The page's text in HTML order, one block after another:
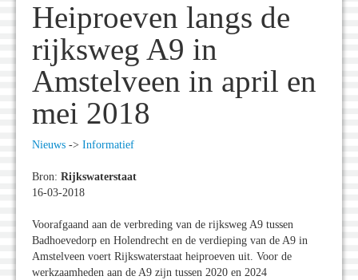
Heiproeven langs de
rijksweg A9 in
Amstelveen in april en
mei 2018
Nieuws -> Informatief
Bron: Rijkswaterstaat
16-03-2018
Voorafgaand aan de verbreding van de rijksweg A9 tussen
Badhoevedorp en Holendrecht en de verdieping van de A9 in
Amstelveen voert Rijkswaterstaat heiproeven uit. Voor de
werkzaamheden aan de A9 zijn tussen 2020 en 2024